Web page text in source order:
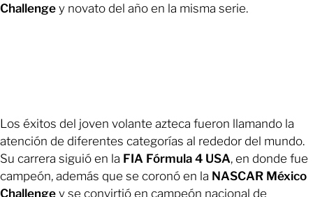
Challenge y novato del año en la misma serie.
Los éxitos del joven volante azteca fueron llamando la
atención de diferentes categorías al rededor del mundo.
Su carrera siguió en la FIA Fórmula 4 USA, en donde fue
campeón, además que se coronó en la NASCAR México
Challenge y se convirtió en campeón nacional de